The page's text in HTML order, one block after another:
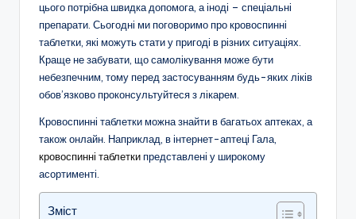
цього потрібна швидка допомога, а іноді – спеціальні
препарати. Сьогодні ми поговоримо про кровоспинні
таблетки, які можуть стати у пригоді в різних ситуаціях.
Краще не забувати, що самолікування може бути
небезпечним, тому перед застосуванням будь-яких ліків
обов’язково проконсультуйтеся з лікарем.
Кровоспинні таблетки можна знайти в багатьох аптеках, а
також онлайн. Наприклад, в інтернет-аптеці Гала,
кровоспинні таблеткипредставлені у широкому
асортименті.
Зміст